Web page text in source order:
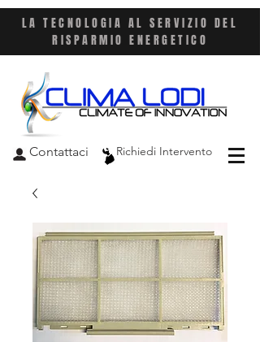
LA TECNOLOGIA AL SERVIZIO DEL
RISPARMIO ENERGETICO
Richiedi Intervento
Contattaci